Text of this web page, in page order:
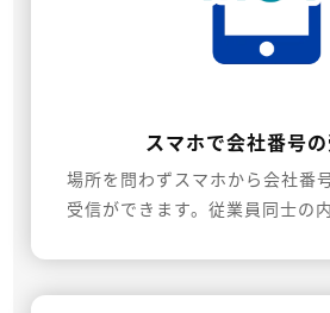
スマホで会社番号
場所を問わずスマホから会社番
受信ができます。従業員同士の